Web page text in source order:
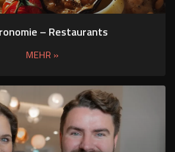
– Restaurants
MEHR »